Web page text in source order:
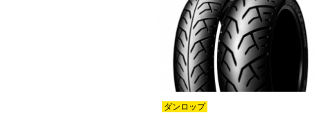
ダンロップ